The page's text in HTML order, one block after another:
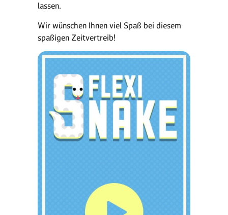
lassen.
Wir wünschen Ihnen viel Spaß bei diesem
spaßigen Zeitvertreib!